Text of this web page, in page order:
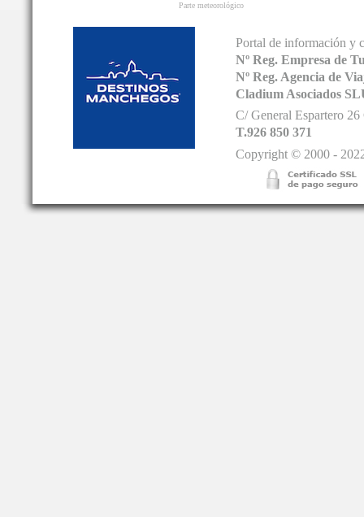
Parte meteorológico
Portal de información y
Nº Reg. Empresa de
Nº Reg. Agencia de
Cladium Asociados
C/ General Espartero
T.926 850 371
Copyright © 2000 -